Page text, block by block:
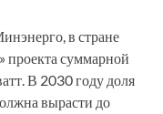
в стране
проекта суммарной
В 2030 году доля
вырасти до